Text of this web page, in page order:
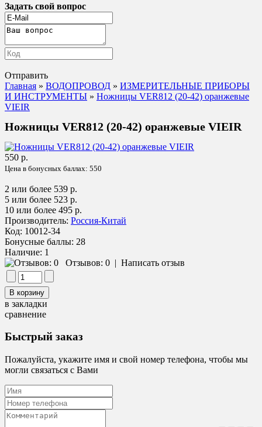
Задать свой вопрос
Отправить
Главная » ВОДОПРОВОД » ИЗМЕРИТЕЛЬНЫЕ ПРИБОРЫ
И ИНСТРУМЕНТЫ » Ножницы VER812 (20-42) оранжевые
VIEIR
Ножницы VER812 (20-42) оранжевые VIEIR
550 р.
Цена в бонусных баллах: 550
2 или более 539 р.
5 или более 523 р.
10 или более 495 р.
Производитель: Россия-Китай
Код: 10012-34
Бонусные баллы: 28
Наличие: 1
Отзывов: 0 | Написать отзыв
в закладки
сравнение
Быстрый заказ
Пожалуйста, укажите имя и свой номер телефона, чтобы мы
могли связаться с Вами